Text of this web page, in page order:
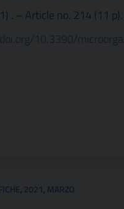
. – Article no. 214 (11
10.3390/
, 2021, MARZO